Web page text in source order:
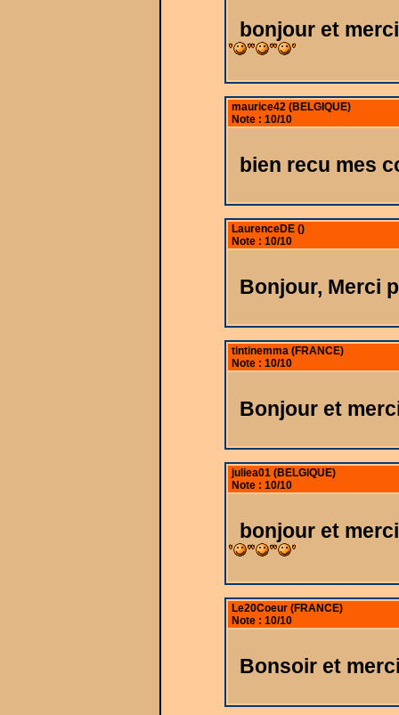
bonjour et
maurice42 (BELGIQUE)
Note : 10/10
bien recu mes
LaurenceDE ()
Note : 10/10
Bonjour, Merci
tintinemma (FRANCE)
Note : 10/10
Bonjour et
juliea01 (BELGIQUE)
Note : 10/10
bonjour et
Le20Coeur (FRANCE)
Note : 10/10
Bonsoir et